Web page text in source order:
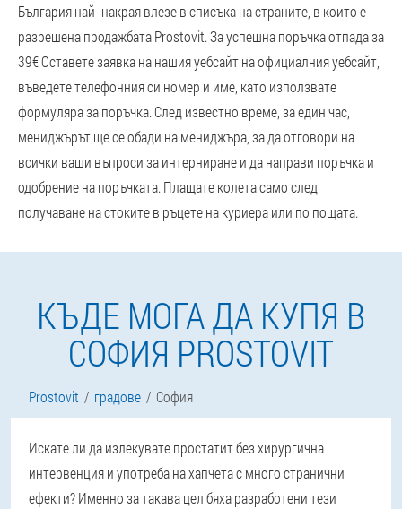
България най -накрая влезе в списъка на страните, в които е
разрешена продажбата Prostovit. За успешна поръчка отпада за
39€ Оставете заявка на нашия уебсайт на официалния уебсайт,
въведете телефонния си номер и име, като използвате
формуляра за поръчка. След известно време, за един час,
мениджърът ще се обади на мениджъра, за да отговори на
всички ваши въпроси за интерниране и да направи поръчка и
одобрение на поръчката. Плащате колета само след
получаване на стоките в ръцете на куриера или по пощата.
КЪДЕ МОГА ДА КУПЯ В
СОФИЯ PROSTOVIT
Prostovit градове София
Искате ли да излекувате простатит без хирургична
интервенция и употреба на хапчета с много странични
ефекти? Именно за такава цел бяха разработени тези